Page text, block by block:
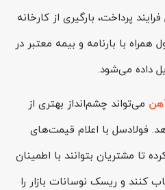
پرداخت، بارگیری از کارخانه
با بارنامه و بیمه معتبر در
داده می‌شود.
می‌تواند چشم‌انداز بهتری از
فولادسل با اعلام قیمت‌های
تا مشتریان بتوانند با اطمینان
کنند و ریسک نوسانات بازار را